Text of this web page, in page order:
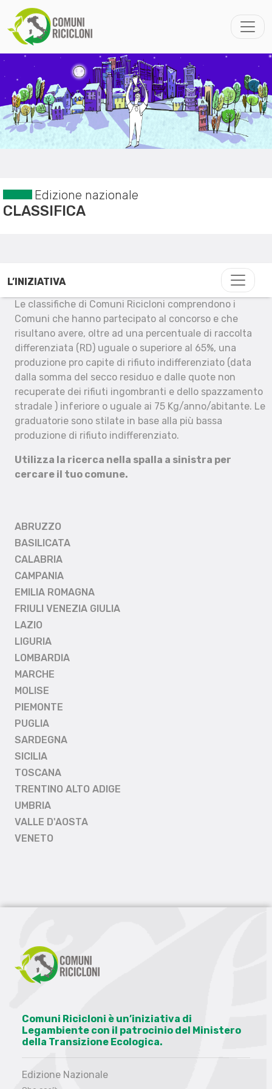
Edizione nazionale
CLASSIFICA
L’INIZIATIVA
Le classifiche di Comuni Ricicloni comprendono i
Comuni che hanno partecipato al concorso e che
risultano avere, oltre ad una percentuale di raccolta
differenziata (RD) uguale o superiore al 65%, una
produzione pro capite di rifiuto indifferenziato (data
dalla somma del secco residuo e dalle quote non
recuperate dei rifiuti ingombranti e dello spazzamento
stradale ) inferiore o uguale ai 75 Kg/anno/abitante. Le
graduatorie sono stilate in base alla più bassa
produzione di rifiuto indifferenziato.
Utilizza la ricerca nella spalla a sinistra per
cercare il tuo comune.
ABRUZZO
BASILICATA
CALABRIA
CAMPANIA
EMILIA ROMAGNA
FRIULI VENEZIA GIULIA
LAZIO
LIGURIA
LOMBARDIA
MARCHE
MOLISE
PIEMONTE
PUGLIA
SARDEGNA
SICILIA
TOSCANA
TRENTINO ALTO ADIGE
UMBRIA
VALLE D'AOSTA
VENETO
Comuni Ricicloni è un’iniziativa di
Legambiente con il patrocinio del Ministero
della Transizione Ecologica.
Edizione Nazionale